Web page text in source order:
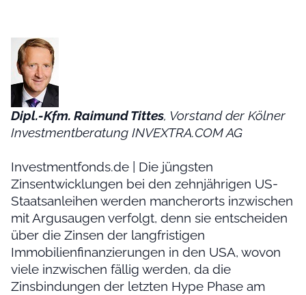
Dipl.-Kfm. Raimund Tittes, Vorstand der Kölner
Investmentberatung INVEXTRA.COM AG
Investmentfonds.de | Die jüngsten
Zinsentwicklungen bei den zehnjährigen US-
Staatsanleihen werden mancherorts inzwischen
mit Argusaugen verfolgt, denn sie entscheiden
über die Zinsen der langfristigen
Immobilienfinanzierungen in den USA, wovon
viele inzwischen fällig werden, da die
Zinsbindungen der letzten Hype Phase am